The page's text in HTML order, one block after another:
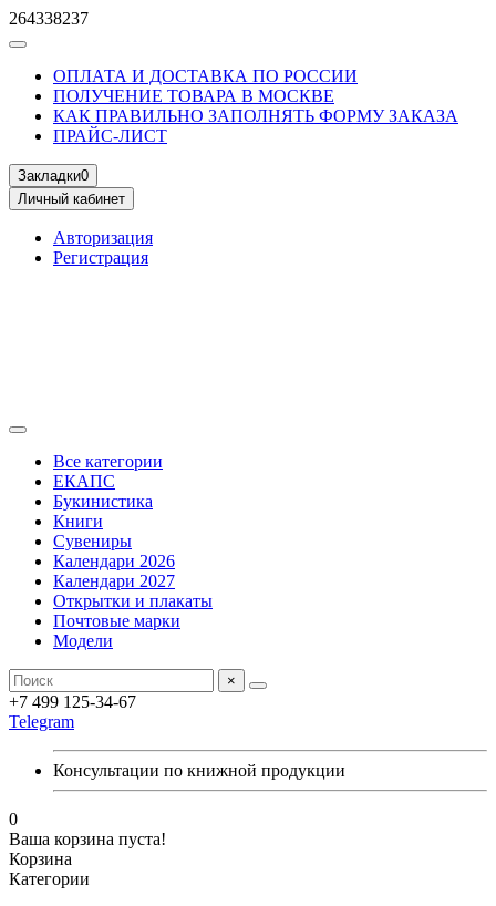
264338237
ОПЛАТА И ДОСТАВКА ПО РОССИИ
ПОЛУЧЕНИЕ ТОВАРА В МОСКВЕ
КАК ПРАВИЛЬНО ЗАПОЛНЯТЬ ФОРМУ ЗАКАЗА
ПРАЙС-ЛИСТ
Закладки0
Личный кабинет
Авторизация
Регистрация
Все категории
ЕКАПС
Букинистика
Книги
Сувениры
Календари 2026
Календари 2027
Открытки и плакаты
Почтовые марки
Модели
×
+7 499 125-34-67
Telegram
Консультации по книжной продукции
0
Ваша корзина пуста!
Корзина
Категории